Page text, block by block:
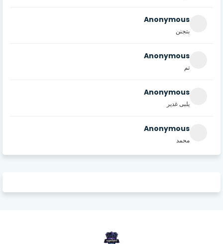
Anonymous
بتجنن
Anonymous
تم
Anonymous
يلبى غدير
Anonymous
محمد